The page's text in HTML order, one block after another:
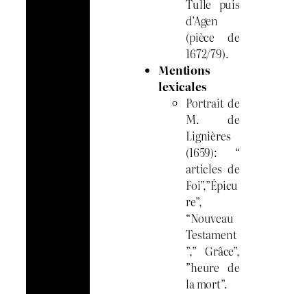
Tulle puis
d’Agen
(pièce de
1672/79).
Mentions
lexicales
Portrait de
M. de
Lignières
(1659): “
articles de
Foi”,”Épicu
re”,
“Nouveau
Testament
”,” Grâce”,
”heure de
la mort”.